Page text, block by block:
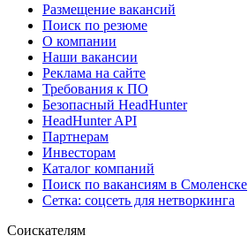
Размещение вакансий
Поиск по резюме
О компании
Наши вакансии
Реклама на сайте
Требования к ПО
Безопасный HeadHunter
HeadHunter API
Партнерам
Инвесторам
Каталог компаний
Поиск по вакансиям в Смоленске
Сетка: соцсеть для нетворкинга
Соискателям